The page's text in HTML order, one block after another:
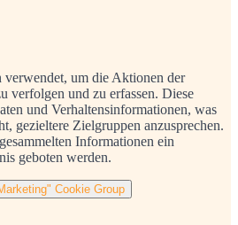
um die Aktionen der
verfolgen und zu erfassen. Diese
und Verhaltensinformationen, was
gezieltere Zielgruppen anzusprechen.
Informationen ein
geboten werden.
Cookie Group